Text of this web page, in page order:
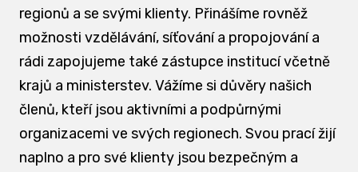
regionů a se svými klienty. Přinášíme rovněž
možnosti vzdělávání, síťování a propojování a
rádi zapojujeme také zástupce institucí včetně
krajů a ministerstev. Vážíme si důvěry našich
členů, kteří jsou aktivními a podpůrnými
organizacemi ve svých regionech. Svou prací žijí
naplno a pro své klienty jsou bezpečným a